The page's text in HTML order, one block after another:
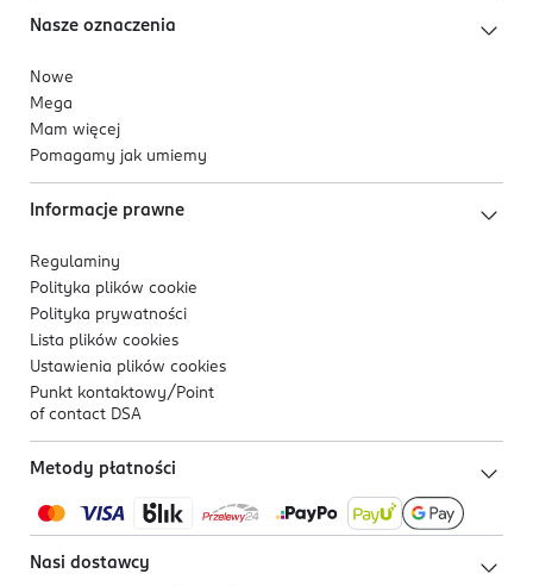
Nasze oznaczenia
Nowe
Mega
Mam więcej
Pomagamy jak umiemy
Informacje prawne
Regulaminy
Polityka plików cookie
Polityka prywatności
Lista plików cookies
Ustawienia plików cookies
Punkt kontaktowy/ Point
of contact DSA
Metody płatności
Nasi dostawcy